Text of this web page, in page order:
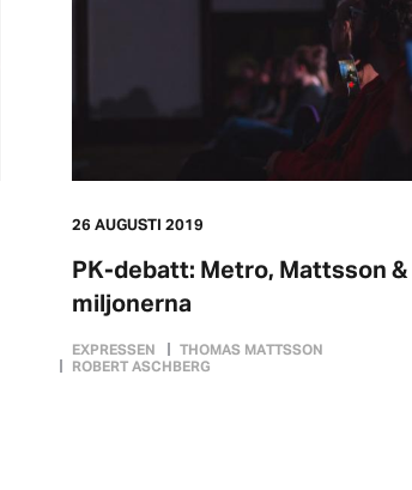
26 AUGUSTI 2019
PK-debatt: Metro, Mattsson &
miljonerna
EXPRESSEN
THOMAS MATTSSON
ROBERT ASCHBERG